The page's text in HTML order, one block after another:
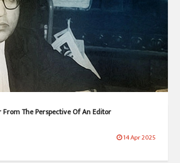
The Perspective Of An Editor
14 Apr 2025